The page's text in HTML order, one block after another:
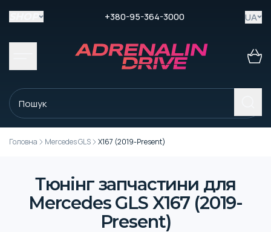
+380-95-364-3000 UA
Головна Mercedes GLS X167 (2019-Present)
Тюнінг запчастини для
Mercedes GLS X167 (2019-
Present)